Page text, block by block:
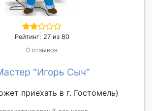
Рейтинг: 27 из 80
0 отзывов
"Игорь Сыч"
приехать в г. Гостомель)